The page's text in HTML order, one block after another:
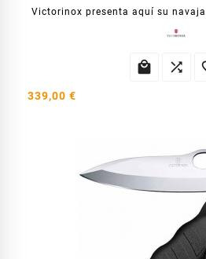
Victorinox presenta aquí su
 
339,00 €